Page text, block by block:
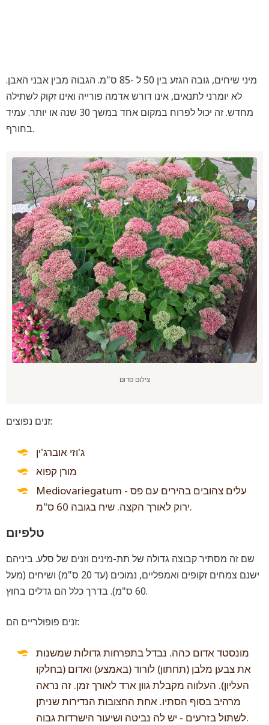
מיני שיחים, גובה הגזע בין 50 ל -85 ס"מ. הגבוה מבין אבני האבן.
לא יומרני לתנאים, אינו דורש אדמה פורייה ואינו זקוק לשתילה
מחדש. זה יכול לפרוח במקום אחד במשך 30 שנה או יותר. עמיד
בחורף.
צילום סדום
זנים נפוצים:
ג'וזי אוברג'ין
מורן קפוא
Mediovariegatum - עלים צהובים בהירים עם פס
ירוק לאורך הקצה. שיח בגובה 60 ס"מ.
טלפיום
שם זה מסתיר קבוצה גדולה של תת-מינים וזנים של סלע. ביניהם
ישנם צמחים זקופים ואמפליים, נמוכים (עד 20 ס"מ) ושיחים (מעל
60 ס"מ). בדרך כלל הם גדלים בחוץ.
זנים פופולריים הם:
מונסטד אדום כהה. נבדל בתפרחות גדולות שמשנות
את צבען מלבן (תחתון) לורוד (באמצע) ואדום (בחלקו
העליון). העלווה מקבלת גוון ארד לאורך זמן. זה נראה
מרהיב בסוף הסתיו. אחת החצובות הנדירות שניתן
לשתול בזרעים - יש לה נביטה ושיעור הישרדות גבוה.